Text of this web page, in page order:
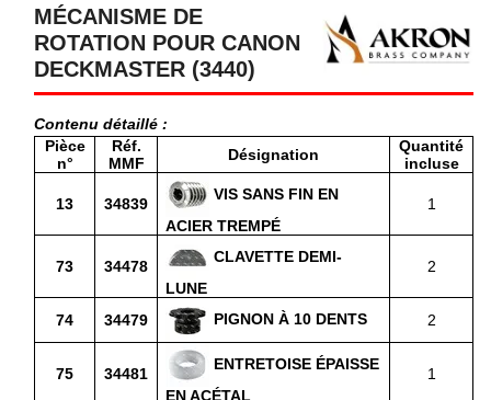
MÉCANISME DE
ROTATION POUR CANON
DECKMASTER (3440)
Contenu détaillé :
Pièce
n°
Réf.
MMF
Désignation
Quantité
incluse
13 34839
VIS SANS FIN EN
ACIER TREMPÉ
1
73 34478
CLAVETTE DEMI-
LUNE
2
74 34479 PIGNON À 10 DENTS 2
75 34481
ENTRETOISE ÉPAISSE
EN ACÉTAL
1